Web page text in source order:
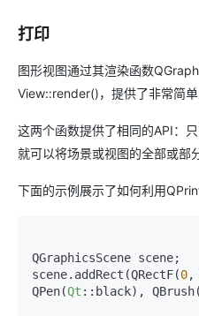
打印
图形视图通过其渲染函数
View::render()，提供了非常简单
这两个函数提供了相同的API：
就可以将场景或视图的全部或部
下面的示例展示了如何利用
QGraphicsScene scene;
scene.addRect(QRectF(0,
QPen(Qt ::black), QBrush(